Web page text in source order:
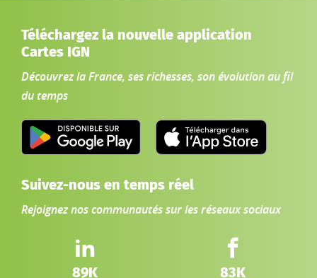
Téléchargez la nouvelle application
Cartes IGN
Découvrez la France, ses richesses, son évolution au fil
du temps
Suivez-nous en temps réel
Rejoignez nos communautés sur les réseaux sociaux
LinkedIn IGN :
89K Facebook IGN :
83K